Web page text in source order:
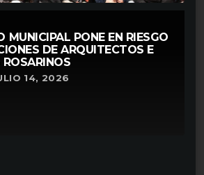
MUNICIPAL PONE EN RIESGO
DE ARQUITECTOS E
ROSARINOS
14, 2026